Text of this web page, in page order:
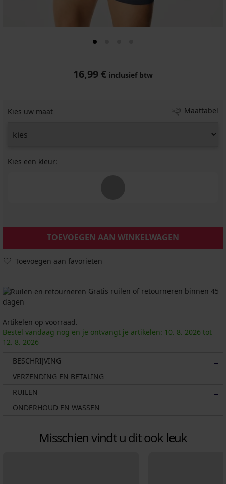
16,99 € inclusief btw
Kies uw maat Maattabel
Kies een kleur:
TOEVOEGEN AAN WINKELWAGEN
Toevoegen aan favorieten
Gratis ruilen of retourneren binnen 45
dagen
Artikelen op voorraad.
Bestel vandaag nog en je ontvangt je artikelen: 10. 8. 2026 tot
12. 8. 2026
BESCHRIJVING
VERZENDING EN BETALING
RUILEN
ONDERHOUD EN WASSEN
Misschien vindt u dit ook leuk